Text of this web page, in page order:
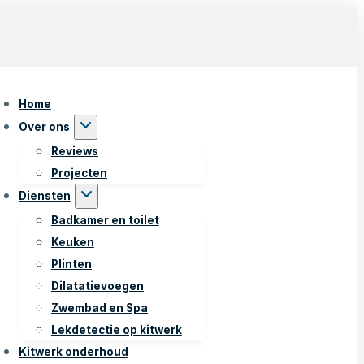
Home
Over ons
Reviews
Projecten
Diensten
Badkamer en toilet
Keuken
Plinten
Dilatatievoegen
Zwembad en Spa
Lekdetectie op kitwerk
Kitwerk onderhoud